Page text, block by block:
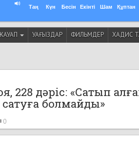
Таң Күн Бесін Екінті Шам Құптан
УАҒЫЗДАР ФИЛЬМДЕР ХАДИС
228 дәріс: «Сатып
болмайды»
0